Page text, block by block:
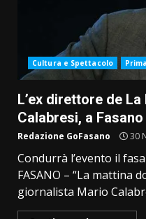
Cultura e Spettacolo
L’ex direttore de
Calabresi, a
Redazione GoFasano 30
Condurrà l’evento il
FASANO – “La mattina
giornalista Mario